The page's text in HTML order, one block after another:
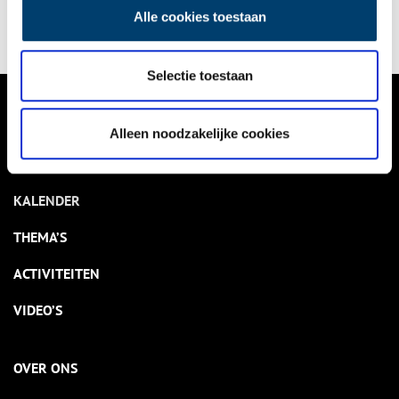
Alle cookies toestaan
Selectie toestaan
Alleen noodzakelijke cookies
NIEUWS
KALENDER
THEMA’S
ACTIVITEITEN
VIDEO’S
OVER ONS